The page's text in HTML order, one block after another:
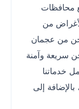
محافظات
من
من عجمان
سريعة وآمنة
خدماتنا
بالإضافة إلى